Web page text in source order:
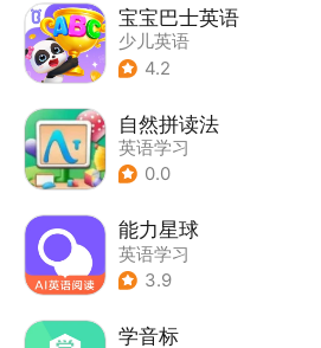
宝宝巴士英语
少儿英语
4.2
自然拼读法
英语学习
0.0
能力星球
英语学习
3.9
学音标